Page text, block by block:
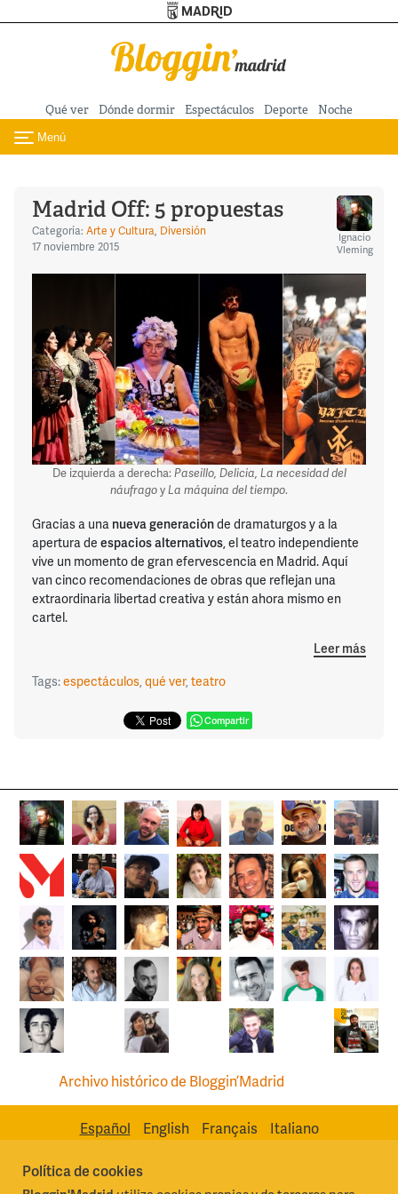
Pasar al contenido principal
Qué ver Dónde dormir Espectáculos Deporte Noche
Toggle navigation
Menú
Madrid Off: 5 propuestas
Categoría: Arte y Cultura, Diversión
17 noviembre 2015
Ignacio
Vleming
De izquierda a derecha:Paseillo, Delicia, La necesidad del
náufragoyLa máquina del tiempo.
Gracias a una nueva generaciónde dramaturgos y a la
apertura de espaciosalternativos, el teatro independiente
vive un momento de gran efervescencia en Madrid. Aquí
van cinco recomendaciones de obras que reflejan una
extraordinaria libertad creativa y están ahora mismo en
cartel.
Leer más
Tags:espectáculos,qué ver,teatro
Compartir
Archivo histórico de Bloggin’Madrid
Español English Français Italiano
Política de cookies